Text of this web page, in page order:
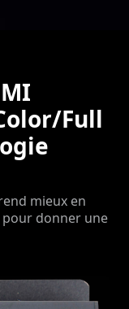
Full
mieux en
donner une